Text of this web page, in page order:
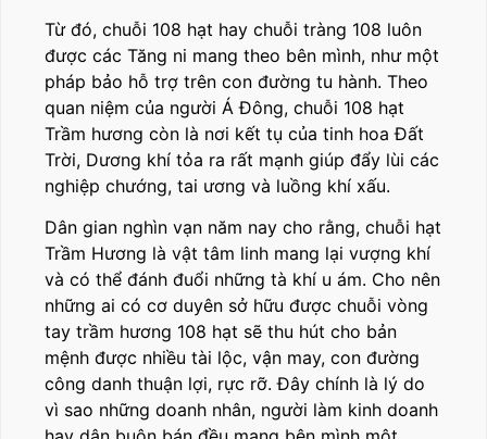
Từ đó, chuỗi 108 hạt hay chuỗi tràng 108 luôn
được các Tăng ni mang theo bên mình, như một
pháp bảo hỗ trợ trên con đường tu hành. Theo
quan niệm của người Á Đông, chuỗi 108 hạt
Trầm hương còn là nơi kết tụ của tinh hoa Đất
Trời, Dương khí tỏa ra rất mạnh giúp đẩy lùi các
nghiệp chướng, tai ương và luồng khí xấu.
Dân gian nghìn vạn năm nay cho rằng, chuỗi hạt
Trầm Hương là vật tâm linh mang lại vượng khí
và có thể đánh đuổi những tà khí u ám. Cho nên
những ai có cơ duyên sở hữu được chuỗi vòng
tay trầm hương 108 hạt sẽ thu hút cho bản
mệnh được nhiều tài lộc, vận may, con đường
công danh thuận lợi, rực rỡ. Đây chính là lý do
vì sao những doanh nhân, người làm kinh doanh